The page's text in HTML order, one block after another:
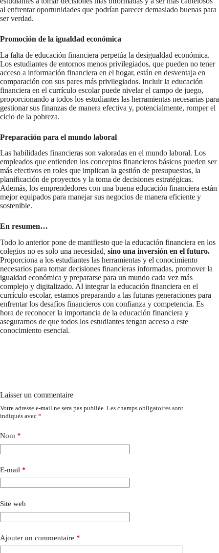
al enfrentar oportunidades que podrían parecer demasiado buenas para
ser verdad.
Promoción de la igualdad económica
La falta de educación financiera perpetúa la desigualdad económica.
Los estudiantes de entornos menos privilegiados, que pueden no tener
acceso a información financiera en el hogar, están en desventaja en
comparación con sus pares más privilegiados. Incluir la educación
financiera en el currículo escolar puede nivelar el campo de juego,
proporcionando a todos los estudiantes las herramientas necesarias para
gestionar sus finanzas de manera efectiva y, potencialmente, romper el
ciclo de la pobreza.
Preparación para el mundo laboral
Las habilidades financieras son valoradas en el mundo laboral. Los
empleados que entienden los conceptos financieros básicos pueden ser
más efectivos en roles que implican la gestión de presupuestos, la
planificación de proyectos y la toma de decisiones estratégicas.
Además, los emprendedores con una buena educación financiera están
mejor equipados para manejar sus negocios de manera eficiente y
sostenible.
En resumen…
Todo lo anterior pone de manifiesto que la educación financiera en los
colegios no es solo una necesidad, sino una inversión en el futuro.
Proporciona a los estudiantes las herramientas y el conocimiento
necesarios para tomar decisiones financieras informadas, promover la
igualdad económica y prepararse para un mundo cada vez más
complejo y digitalizado. Al integrar la educación financiera en el
currículo escolar, estamos preparando a las futuras generaciones para
enfrentar los desafíos financieros con confianza y competencia. Es
hora de reconocer la importancia de la educación financiera y
asegurarnos de que todos los estudiantes tengan acceso a este
conocimiento esencial.
Laisser un commentaire
Votre adresse e-mail ne sera pas publiée. Les champs obligatoires sont
indiqués avec *
Nom *
E-mail *
Site web
Ajouter un commentaire *